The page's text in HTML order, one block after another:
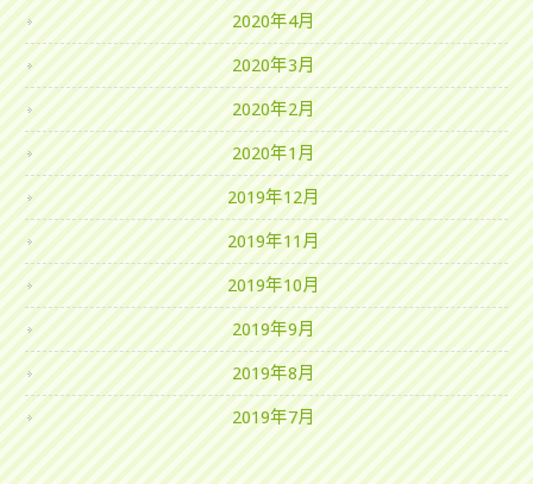
2020年4月
2020年3月
2020年2月
2020年1月
2019年12月
2019年11月
2019年10月
2019年9月
2019年8月
2019年7月